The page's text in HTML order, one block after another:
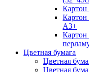
Картон
Картон
А3+
Картон
Цветная бумага
Цветная
Цветная